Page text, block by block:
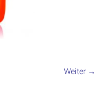
Weiter →